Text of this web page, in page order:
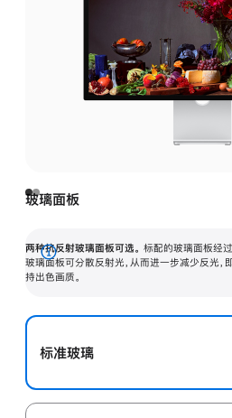
玻璃面板
两种抗反射玻璃面板可选。 标配的玻璃面板经
玻璃面板可分散反射光，从而进一步减少反光
持出色画质。
展
开
标准玻璃